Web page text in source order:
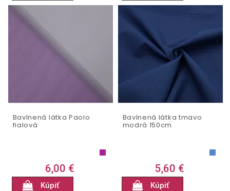
Bavlnená látka Paolo
fialová
6,00 €
Kúpiť
Bavlnená látka tmavo
modrá 150cm
5,60 €
Kúpiť